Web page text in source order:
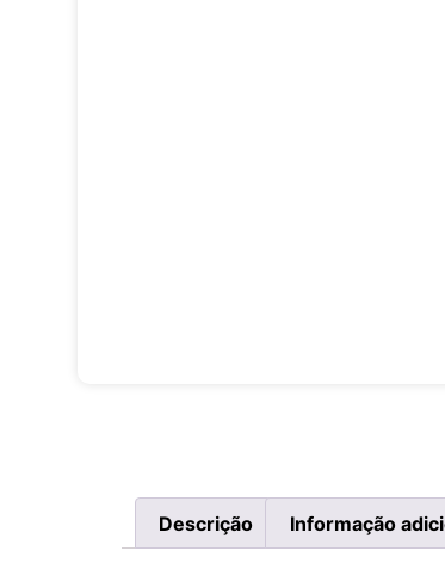
Descrição Informação